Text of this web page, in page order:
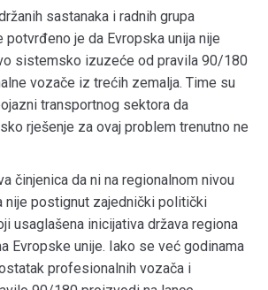
sastanaka i radnih grupa
je da Evropska unija nije
sistemsko izuzeće od pravila 90/180
vozače iz trećih zemalja. Time su
transportnog sektora da
rješenje za ovaj problem trenutno ne
činjenica da ni na regionalnom nivou
nije postignut zajednički politički
usaglašena inicijativa država regiona
Evropske unije. Iako se već godinama
profesionalnih vozača i